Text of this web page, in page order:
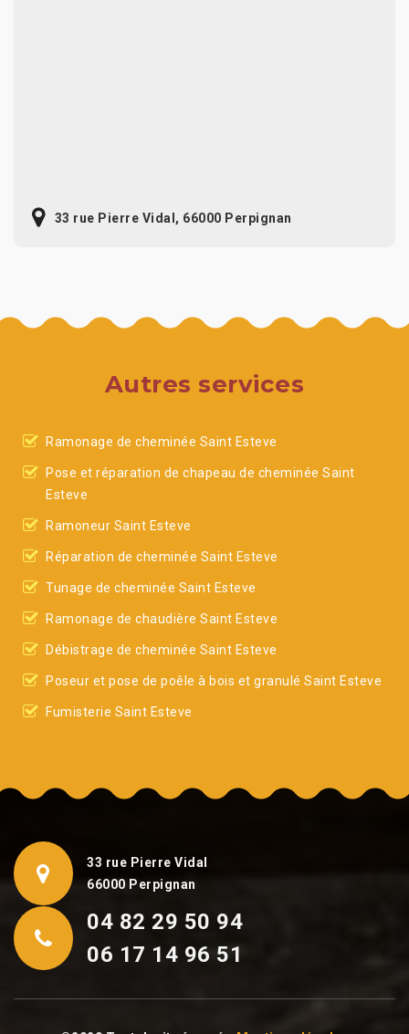
33 rue Pierre Vidal, 66000 Perpignan
Autres services
Ramonage de cheminée Saint Esteve
Pose et réparation de chapeau de cheminée Saint
Esteve
Ramoneur Saint Esteve
Réparation de cheminée Saint Esteve
Tunage de cheminée Saint Esteve
Ramonage de chaudière Saint Esteve
Débistrage de cheminée Saint Esteve
Poseur et pose de poêle à bois et granulé Saint Esteve
Fumisterie Saint Esteve
33 rue Pierre Vidal
66000 Perpignan
04 82 29 50 94
06 17 14 96 51